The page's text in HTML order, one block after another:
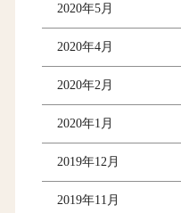
2020年5月
2020年4月
2020年2月
2020年1月
2019年12月
2019年11月